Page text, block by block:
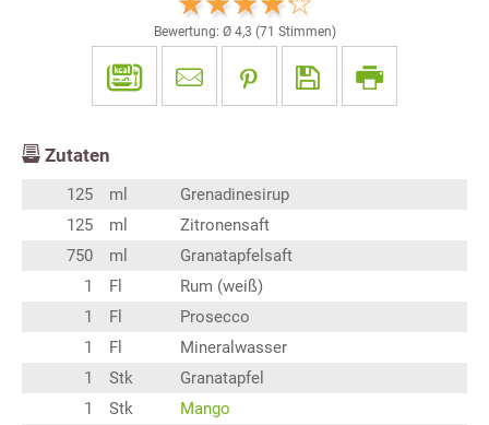
Bewertung: Ø 4,3 (71 Stimmen)
Zutaten
125 ml
Grenadinesirup
125
ml
Zitronensaft
750
ml
Granatapfelsaft
1
Fl
Rum (weiß)
1
Fl
Prosecco
1
Fl
Mineralwasser
1
Stk
Granatapfel
1
Stk
Mango